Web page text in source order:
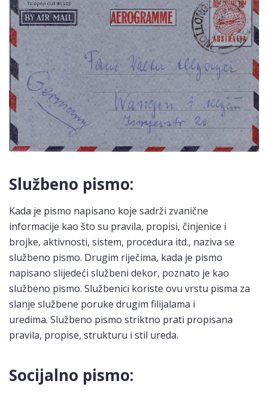
Službeno pismo:
Kada je pismo napisano koje sadrži zvanične
informacije kao što su pravila, propisi, činjenice i
brojke, aktivnosti, sistem, procedura itd., naziva se
službeno pismo. Drugim riječima, kada je pismo
napisano slijedeći službeni dekor, poznato je kao
službeno pismo. Službenici koriste ovu vrstu pisma za
slanje službene poruke drugim filijalama i
uredima. Službeno pismo striktno prati propisana
pravila, propise, strukturu i stil ureda.
Socijalno pismo: